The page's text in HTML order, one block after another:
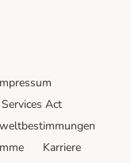
Act
Karriere